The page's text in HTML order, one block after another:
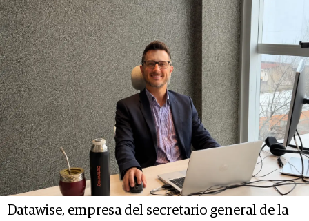
Datawise, empresa del secretario general de la